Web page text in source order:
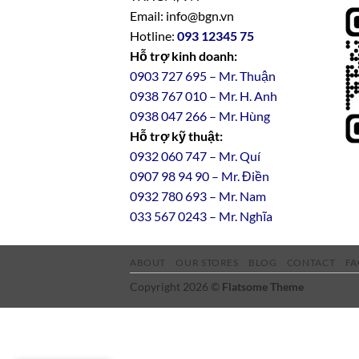
Email: info@bgn.vn
Hotline: 093 12345 75
Hỗ trợ kinh doanh:
0903 727 695 – Mr. Thuận
0938 767 010 – Mr. H. Anh
0938 047 266 – Mr. Hùng
Hỗ trợ kỹ thuật:
0932 060 747 – Mr. Quí
0907 98 94 90 – Mr. Điền
0932780693 – Mr. Nam
033 567 0243 – Mr. Nghĩa
ABOUT OUR STORES BLOG CONTACT
Copyright 2026 © Flatsome Theme